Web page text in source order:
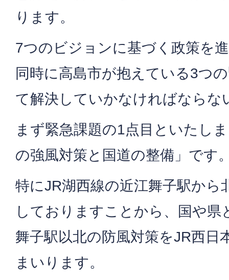
ります。
7つのビジョンに基づく政策を
同時に高島市が抱えている3つ
て解決していかなければならな
まず緊急課題の1点目といたし
の強風対策と国道の整備」です
特にJR湖西線の近江舞子駅から
しておりますことから、国や県
舞子駅以北の防風対策をJR西日
まいります。